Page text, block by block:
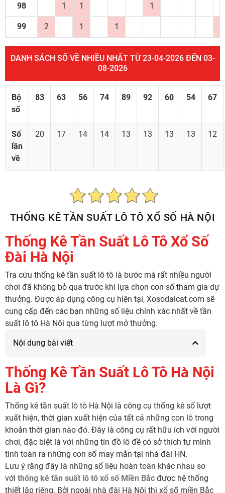
98 1 1 1
99 2 1 1
DANH SÁCH SỐ VỀ NHIỀU NHẤT TỪ 23-04-2026 ĐẾN 03-
08-2026
Bộ
số
83 63 56 74 89 92 60 54 67
Số
lần
về
20 17 14 14 13 13 13 13 12
THỐNG KÊ TẦN SUẤT LÔ TÔ XỔ SỐ HÀ NỘI
Thống Kê Tần Suất Lô Tô Xổ Số
Đài Hà Nội
Tra cứu thống kê tần suất lô tô là bước mà rất nhiều người
chơi đã không bỏ qua trước khi lựa chọn con số tham gia dự
thưởng. Được áp dụng công cụ hiện tại, Xosodaicat.com sẽ
cung cấp đến các bạn những số liệu chính xác nhất về tần
suất lô tô Hà Nội qua từng lượt mở thưởng.
Nội dung bài viết
Thống Kê Tần Suất Lô Tô Hà Nội
Là Gì?
Thống kê tần suất lô tô Hà Nội là công cụ thống kê số lượt
xuất hiện, thời gian xuất hiện của tất cả những con lô trong
khoản thời gian nào đó. Đây là công cụ rất hữu ích với người
chơi, đặc biệt là với những tín đồ lô đề có sở thích tự mình
tính toàn ra những con số may mắn tại nhà đài HN.
Lưu ý rằng đây là những số liệu hoàn toàn khác nhau so
với thống kê tần suất lô tô xổ số Miền Bắc được hệ thống
thiết lập riêng. Bởi ngoài nhà đài Hà Nội thì xổ số miền Bắc